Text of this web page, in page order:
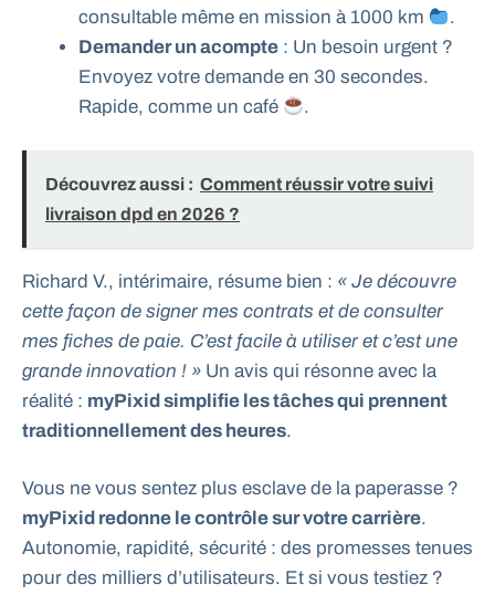
consultable même en mission à 1000 km
.
Demander un acompte : Un besoin urgent ?
Envoyez votre demande en 30 secondes.
Rapide, comme un café
.
Découvrez aussi : Comment réussir votre suivi
livraison dpd en 2026 ?
Richard V., intérimaire, résume bien : « Je découvre
cette façon de signer mes contrats et de consulter
mes fiches de paie. C’est facile à utiliser et c’est une
grande innovation ! » Un avis qui résonne avec la
réalité : myPixid simplifie les tâches qui prennent
traditionnellement des heures.
Vous ne vous sentez plus esclave de la paperasse ?
myPixid redonne le contrôle sur votre carrière.
Autonomie, rapidité, sécurité : des promesses tenues
pour des milliers d’utilisateurs. Et si vous testiez ?